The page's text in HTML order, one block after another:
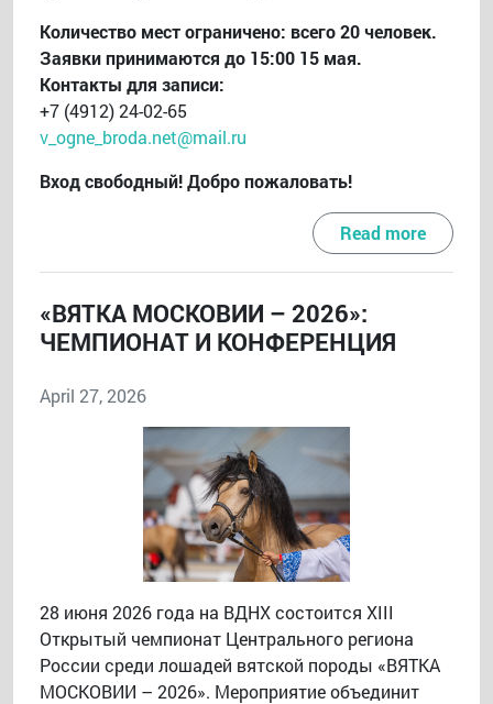
Количество мест ограничено: всего 20 человек.
Заявки принимаются до 15:00 15 мая.
Контакты для записи:
+7 (4912) 24-02-65
v_ogne_broda.net@mail.ru
Вход свободный! Добро пожаловать!
Read more
«ВЯТКА МОСКОВИИ – 2026»:
ЧЕМПИОНАТ И КОНФЕРЕНЦИЯ
April 27, 2026
28 июня 2026 года на ВДНХ состоится XIII
Открытый чемпионат Центрального региона
России среди лошадей вятской породы «ВЯТКА
МОСКОВИИ – 2026». Мероприятие объединит